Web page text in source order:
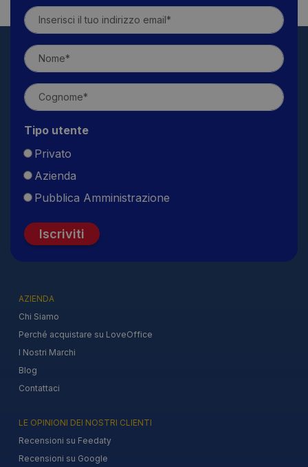
Tipo utente
Privato
Azienda
Pubblica Amministrazione
Iscriviti
AZIENDA
Chi Siamo
Perché acquistare su LoveOffice
I Nostri Marchi
Blog
Contattaci
LE OPINIONI DEI NOSTRI CLIENTI
Recensioni su Feedaty
Recensioni su Google